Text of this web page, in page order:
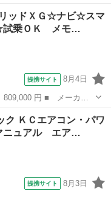
レード名： ＦＡ ■
ョン： コラムAT ■...
ッドＸＧ☆ナビ☆スマ
試乗ＯＫ メモ…
提携サイト 8月4日
ド名： ハイブリッド
ＯＫ メモリーナビ☆ス
ク ＫＣエアコン・パワ
ュアル エア…
提携サイト 8月3日